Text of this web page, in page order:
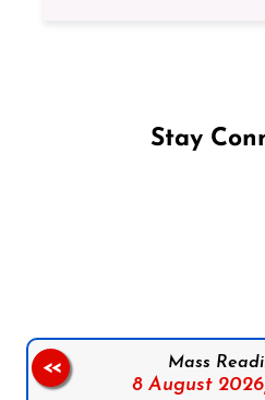
Stay
Mass
8 August 2026,
<<